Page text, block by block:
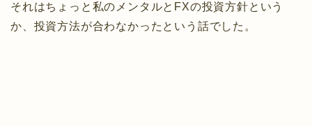
それはちょっと私のメンタルとFXの投資方針という
か、投資方法が合わなかったという話でした。